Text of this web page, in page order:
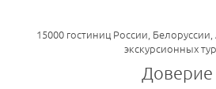
15000 гостиниц России,
экскурсионных
Доверие